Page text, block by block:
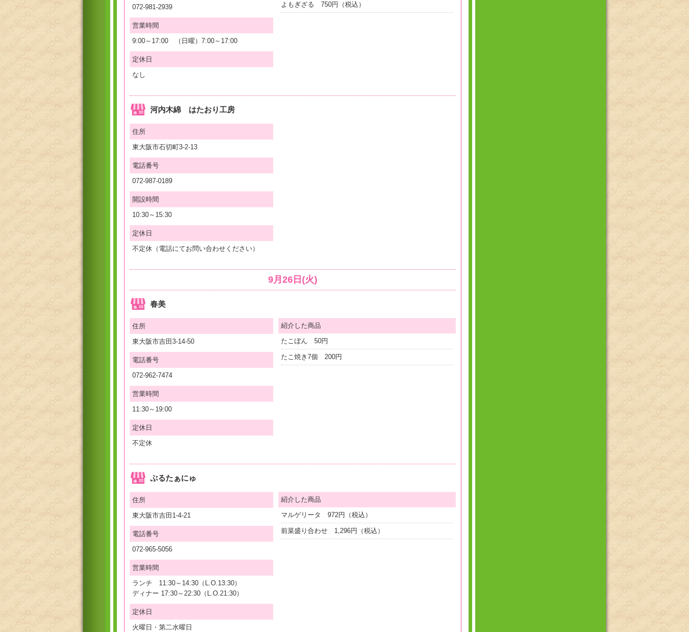
072-981-2939
営業時間
9:00～17:00 （日曜）7:00～17:00
定休日
なし
よもぎざる 750円（税込）
河内木綿 はたおり工房
住所
東大阪市石切町3-2-13
電話番号
072-987-0189
開設時間
10:30～15:30
定休日
不定休（電話にてお問い合わせください）
9月26日(火)
春美
住所
東大阪市吉田3-14-50
電話番号
072-962-7474
営業時間
11:30～19:00
定休日
不定休
紹介した商品
たこぼん 50円
たこ焼き7個 200円
ぶるたぁにゅ
住所
東大阪市吉田1-4-21
電話番号
072-965-5056
営業時間
ランチ 11:30～14:30（L.O.13:30）
ディナー 17:30～22:30（L.O.21:30）
定休日
火曜日・第二水曜日
紹介した商品
マルゲリータ 972円（税込）
前菜盛り合わせ 1,296円（税込）